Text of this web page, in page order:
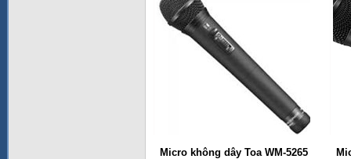
Micro không dây Toa WM-5265